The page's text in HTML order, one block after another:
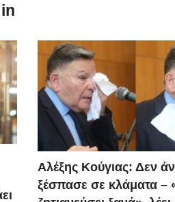
μαζικό αθλητισμό με στόχο
θέσεις των δρομικών
Αλέξης Κούγιας: Δεν
ξέσπασε σε κλάματα –